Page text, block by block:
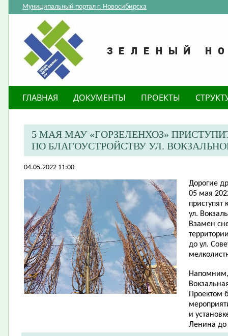
Муниципальный портал г. Новосибирска
ГЛАВНАЯ ДОКУМЕНТЫ ПРОЕКТЫ
5 МАЯ МАУ «ГОРЗЕЛЕНХОЗ»
ПО БЛАГОУСТРОЙСТВУ УЛ.
04.05.2022 11:00
Дорогие
05 мая
приступят
ул.
Взамен
до ул.
Напомним,
Проектом
и
Ленина до